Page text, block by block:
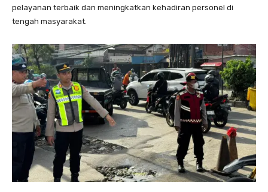
pelayanan terbaik dan meningkatkan kehadiran personel di
tengah masyarakat.